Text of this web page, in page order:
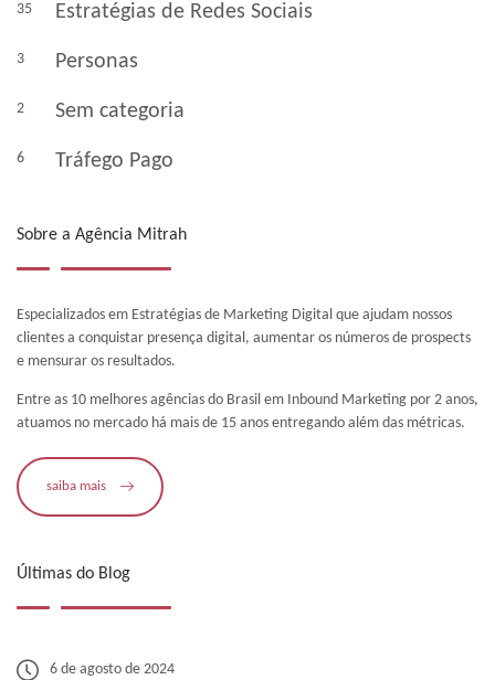
35 Estratégias de Redes Sociais
3 Personas
2 Sem categoria
6 Tráfego Pago
Sobre a Agência Mitrah
Especializados em Estratégias de Marketing Digital que ajudam nossos
clientes a conquistar presença digital, aumentar os números de prospects
e mensurar os resultados.
Entre as 10 melhores agências do Brasil em Inbound Marketing por 2 anos,
atuamos no mercado há mais de 15 anos entregando além das métricas.
saiba mais
Últimas do Blog
6 de agosto de 2024